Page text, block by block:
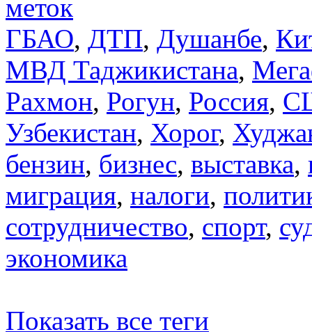
меток
ГБАО, ДТП, Душанбе,
МВД Таджикистана,
Рахмон, Рогун, Россия,
Узбекистан, Хорог,
бензин, бизнес, выставка,
миграция, налоги,
сотрудничество, спорт,
экономика
Показать все теги